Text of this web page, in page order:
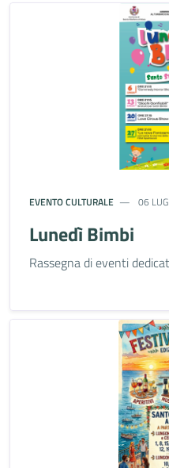
EVENTO CULTURALE 06
Lunedì Bimbi
Rassegna di eventi